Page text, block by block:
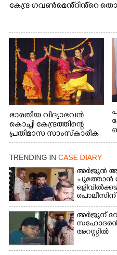
കേന്ദ്ര ഗവൺമെൻ്റിൻ്റെ
ഭാരതീയ വിദ്യാഭവൻ
കൊച്ചി കേന്ദ്രത്തിന്റെ
പ്രതിമാസ സാംസ്കാരിക
പരിപാടിയുടെ ഭാഗമായി
ടി.ഡി റോഡിലെ ഭാരതീയ
വിദ്യാഭവൻ സർദാർ
പട്ടേൽ സഭാഗൃഹത്തിൽ
എം. അക്ഷതയുടെ
നേതൃത്വത്തിൽ
അവതരിപ്പിച്ച ലയ നമൻ
കഥക് നൃത്തത്തിൽ നിന്ന്
TRENDING IN CASE DIARY
അർജുൻ
ചുമത്താൻ
പൊലീസിന്
അർജുന്
അറസ്റ്റിൽ